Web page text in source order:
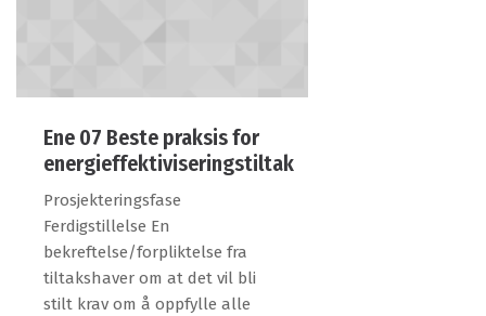
Ene 07 Beste praksis for
energieffektiviseringstiltak
Prosjekteringsfase
Ferdigstillelse En
bekreftelse/forpliktelse fra
tiltakshaver om at det vil bli
stilt krav om å oppfylle alle